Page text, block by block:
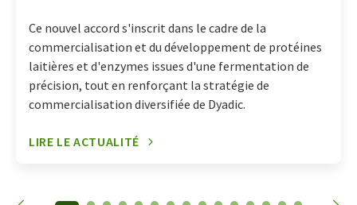
Ce nouvel accord s'inscrit dans le cadre de la
commercialisation et du développement de protéines
laitières et d'enzymes issues d'une fermentation de
précision, tout en renforçant la stratégie de
commercialisation diversifiée de Dyadic.
LIRE LE ACTUALITÉ